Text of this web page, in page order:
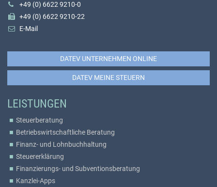
+49 (0) 6622 9210-0
+49 (0) 6622 9210-22
E-Mail
DATEV UNTERNEHMEN ONLINE
DATEV MEINE STEUERN
LEISTUNGEN
Steuerberatung
Betriebswirtschaftliche Beratung
Finanz- und Lohnbuchhaltung
Steuererklärung
Finanzierungs- und Subventionsberatung
Kanzlei-Apps